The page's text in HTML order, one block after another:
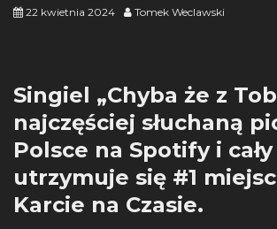
22 kwietnia 2024 Tomek Weclawski
Singiel „Chyba że z
najczęściej słuchaną
Polsce na Spotify i cały
utrzymuje się #1
Karcie na Czasie.